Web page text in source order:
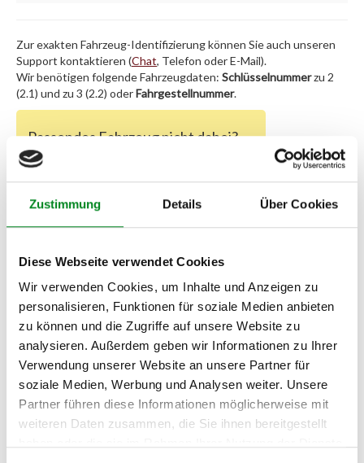
Zustimmung Details Über Cookies
Diese Webseite verwendet Cookies
Wir verwenden Cookies, um Inhalte und Anzeigen zu
personalisieren, Funktionen für soziale Medien anbieten
zu können und die Zugriffe auf unsere Website zu
analysieren. Außerdem geben wir Informationen zu Ihrer
Verwendung unserer Website an unsere Partner für
soziale Medien, Werbung und Analysen weiter. Unsere
Partner führen diese Informationen möglicherweise mit
weiteren Daten zusammen, die Sie ihnen bereitgestellt
Zur exakten Fahrzeug-Identifizierung können Sie auch unseren
Support kontaktieren (Chat, Telefon oder E-Mail).
Wir benötigen folgende Fahrzeugdaten: Schlüsselnummerzu 2
(2.1) und zu 3 (2.2) oderFahrgestellnummer.
Passendes Fahrzeug nicht dabei?
Fahrzeug-Suche für AT-Servopumpen
Oder einfachim Chat nachfragen.
Person
Hersteller
Unternehmensname:
TMC Turbolader Manufaktur Coesfeld
Adresse:
Am Wasserturm 55, Coesfeld, NRW, 48653, DE
E-Mail: